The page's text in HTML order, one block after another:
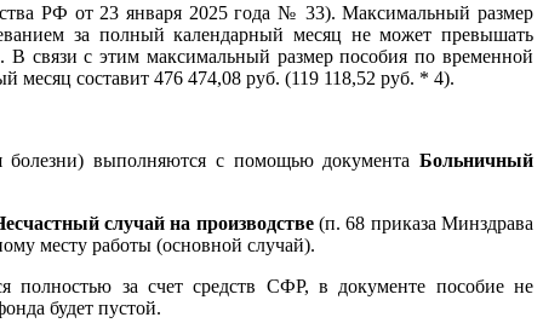
РФ от 23 января 2025 года № 33). Максимальный размер
за полный календарный месяц не может превышать
связи с этим максимальный размер пособия по временной
месяц составит 476 474,08 руб. (119 118,52 руб. * 4).
болезни) выполняются с помощью документа Больничный
случай на производстве(п. 68 приказа Минздрава
месту работы (основной случай).
полностью за счет средств СФР, в документе пособие не
будет пустой.